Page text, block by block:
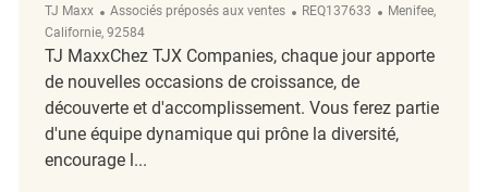
TJ Maxx Catégorie
Associés préposés aux ventes ReqId
REQ137633 Emplacement
Menifee,
Californie, 92584
TJ MaxxChez TJX Companies, chaque jour apporte
de nouvelles occasions de croissance, de
découverte et d'accomplissement. Vous ferez partie
d'une équipe dynamique qui prône la diversité,
encourage l...